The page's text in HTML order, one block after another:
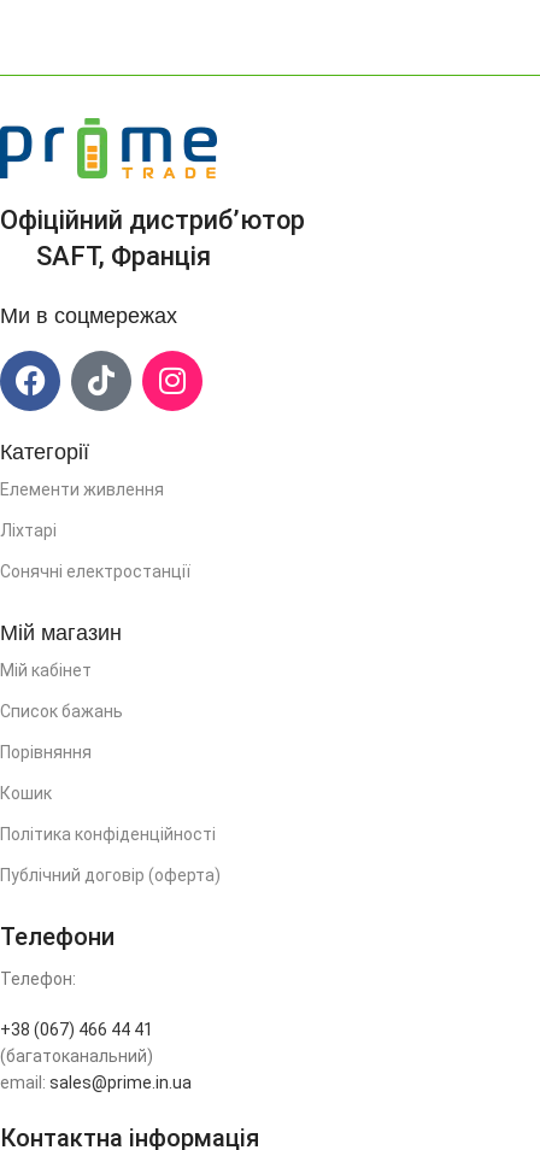
Офіційний дистриб’ютор
SAFT, Франція
Ми в соцмережах
Категорії
Елементи живлення
Ліхтарі
Сонячні електростанції
Мій магазин
Мій кабінет
Список бажань
Порівняння
Кошик
Політика конфіденційності
Публічний договір (оферта)
Телефони
Телефон:
+38 (067) 466 44 41
(багатоканальний)
email: sales@prime.in.ua
Контактна інформація